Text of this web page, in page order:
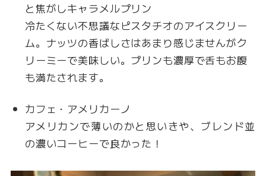
と焦がしキャラメルプリン
冷たくない不思議なピスタチオのアイスクリー
ム。ナッツの香ばしさはあまり感じませんがク
リーミーで美味しい。プリンも濃厚で舌もお腹
も満たされます。
カフェ・アメリカーノ
アメリカンで薄いのかと思いきや、ブレンド並
の濃いコーヒーで良かった！